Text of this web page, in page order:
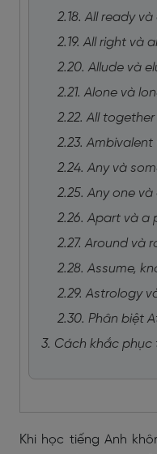
2.18. All ready
2.19. All right và
2.20. Allude và
2.21. Alone và
2.22. All
2.23.
2.24. Any và
2.25. Any one
2.26. Apart và a
2.27. Around và
2.28. Assume,
2.29. Astrology
2.30. Phân biệt
3. Cách khắc
Khi học tiếng Anh